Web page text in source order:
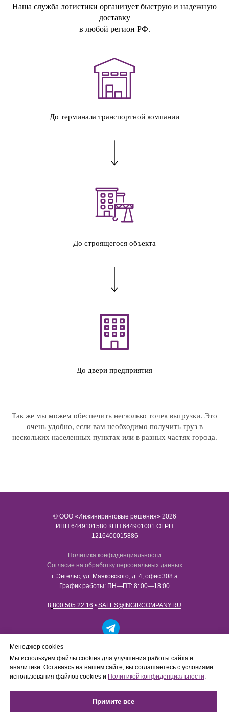
Менеджер cookies
Мы используем файлы cookies для улучшения работы сайта и
аналитики. Оставаясь на нашем сайте, вы соглашаетесь с условиями
использования файлов cookies и Политикой конфиденциальности.
Примите все
Наша служба логистики организует быструю и надежную
доставку
в любой регион РФ.
До терминала транспортной компании
До строящегося объекта
До двери предприятия
Так же мы можем обеспечить несколько точек выгрузки. Это
очень удобно, если вам необходимо получить груз в
нескольких населенных пунктах или в разных частях города.
© ООО «Инжиниринговые решения» 2026
ИНН​​​​​​​ 6449101580 КПП 644901001 ОГРН
1216400015886
Политика конфиденциальности
Согласие на обработку персональных данных
Работаем только с юридическими лицами в рамках
B2B-сотрудничества. Сайт носит информационный
характер, не является интернет-магазином и не
осуществляет розничную продажу товаров
физическим лицам.
г. Энгельс, ул. Маяковского, д. 4, офис 308 а
График работы: ПН—ПТ: 8: 00—18:00
8 800 505 22 16 • SALES@INGIRCOMPANY.RU